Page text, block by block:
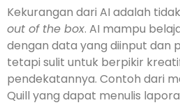
Kekurangan dari AI adalah
out of the box. AI mampu
dengan data yang diinput dan
tetapi sulit untuk berpikir
pendekatannya. Contoh dari
Quill yang dapat menulis